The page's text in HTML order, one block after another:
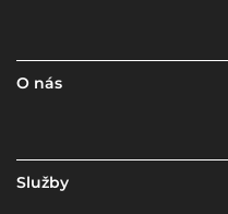
O nás
Služby